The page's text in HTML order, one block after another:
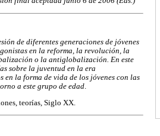
de diferentes generaciones de jóvenes
en la reforma, la revolución, la
o la antiglobalización. En este
sobre la juventud en la era
la forma de vida de los jóvenes con las
a este grupo de edad.
teorías, Siglo XX.